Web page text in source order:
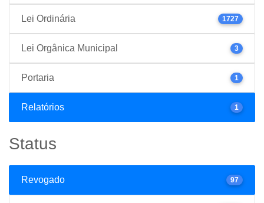
Lei Ordinária 1727
Lei Orgânica Municipal 3
Portaria 1
Relatórios 1
Status
Revogado 97